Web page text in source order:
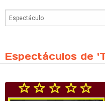
Espectáculos de